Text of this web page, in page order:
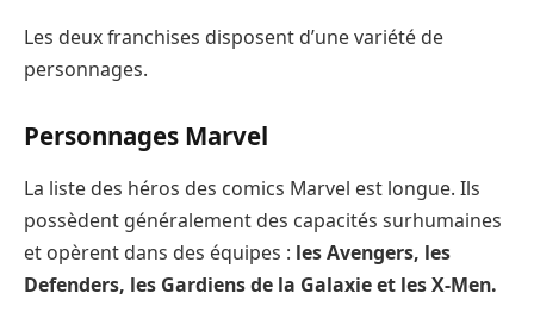
Les deux franchises disposent d’une variété de
personnages.
Personnages Marvel
La liste des héros des comics Marvel est longue. Ils
possèdent généralement des capacités surhumaines
et opèrent dans des équipes : les Avengers, les
Defenders, les Gardiens de la Galaxie et les X-Men.